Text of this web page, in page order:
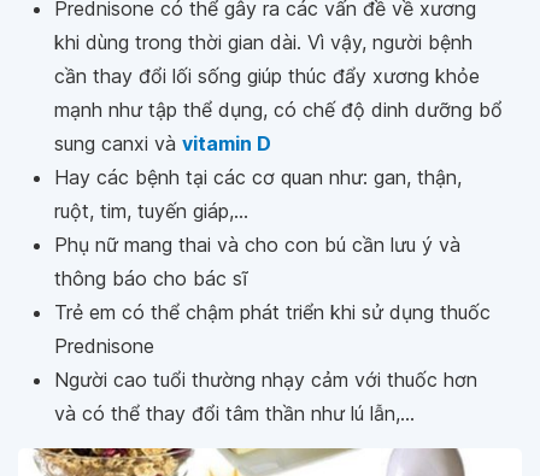
Prednisone có thể gây ra các vấn đề về xương
khi dùng trong thời gian dài. Vì vậy, người bệnh
cần thay đổi lối sống giúp thúc đẩy xương khỏe
mạnh như tập thể dụng, có chế độ dinh dưỡng bổ
sung canxi và vitamin D
Hay các bệnh tại các cơ quan như: gan, thận,
ruột, tim, tuyến giáp,...
Phụ nữ mang thai và cho con bú cần lưu ý và
thông báo cho bác sĩ
Trẻ em có thể chậm phát triển khi sử dụng thuốc
Prednisone
Người cao tuổi thường nhạy cảm với thuốc hơn
và có thể thay đổi tâm thần như lú lẫn,...